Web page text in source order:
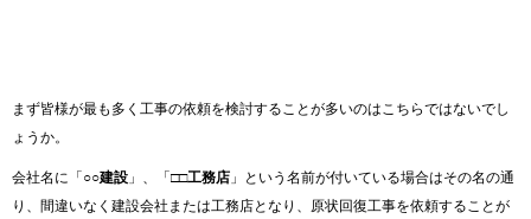
まず皆様が最も多く工事の依頼を検討することが多いのはこちらではないでし
ょうか。
会社名に「 ○○建設 」、「 □□工務店 」という名前が付いている場合はその名の通
り、間違いなく建設会社または工務店となり、原状回復工事を依頼することが